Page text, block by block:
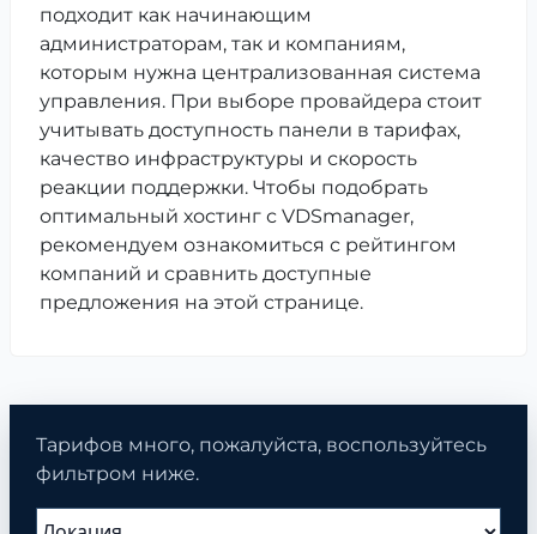
подходит как начинающим
администраторам, так и компаниям,
которым нужна централизованная система
управления. При выборе провайдера стоит
учитывать доступность панели в тарифах,
качество инфраструктуры и скорость
реакции поддержки. Чтобы подобрать
оптимальный хостинг с VDSmanager,
рекомендуем ознакомиться с рейтингом
компаний и сравнить доступные
предложения на этой странице.
Тарифов много, пожалуйста, воспользуйтесь
фильтром ниже.